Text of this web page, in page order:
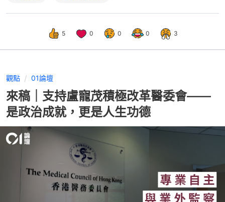
5 0 0 0 3
觀點 01論壇
來稿｜支持盧寵茂積極改革醫委會——
是政治成就，更是人生功德